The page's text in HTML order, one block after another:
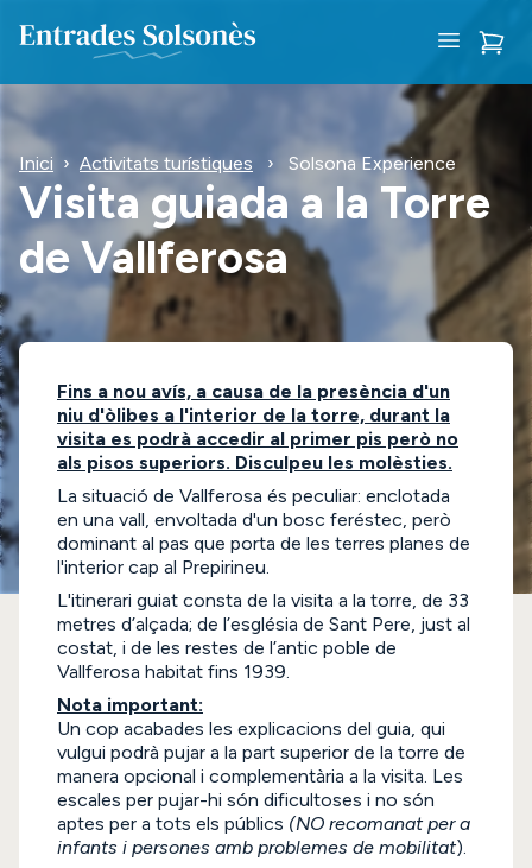
Inici › Activitats turístiques › Solsona Experience
Visita guiada a la Torre
de Vallferosa
Fins a nou avís, a causa de la presència d'un
niu d'òlibes a l'interior de la torre, durant la
visita es podrà accedir al primer pis però no
als pisos superiors. Disculpeu les molèsties.
La situació de Vallferosa és peculiar: enclotada
en una vall, envoltada d'un bosc feréstec, però
dominant al pas que porta de les terres planes de
l'interior cap al Prepirineu.
L'itinerari guiat consta de la visita a la torre, de 33
metres d’alçada; de l’església de Sant Pere, just al
costat, i de les restes de l’antic poble de
Vallferosa habitat fins 1939.
Nota important:
Un cop acabades les explicacions del guia, qui
vulgui podrà pujar a la part superior de la torre de
manera opcional i complementària a la visita. Les
escales per pujar-hi són dificultoses i no són
aptes per a tots els públics (NO recomanat per a
infants i persones amb problemes de mobilitat).